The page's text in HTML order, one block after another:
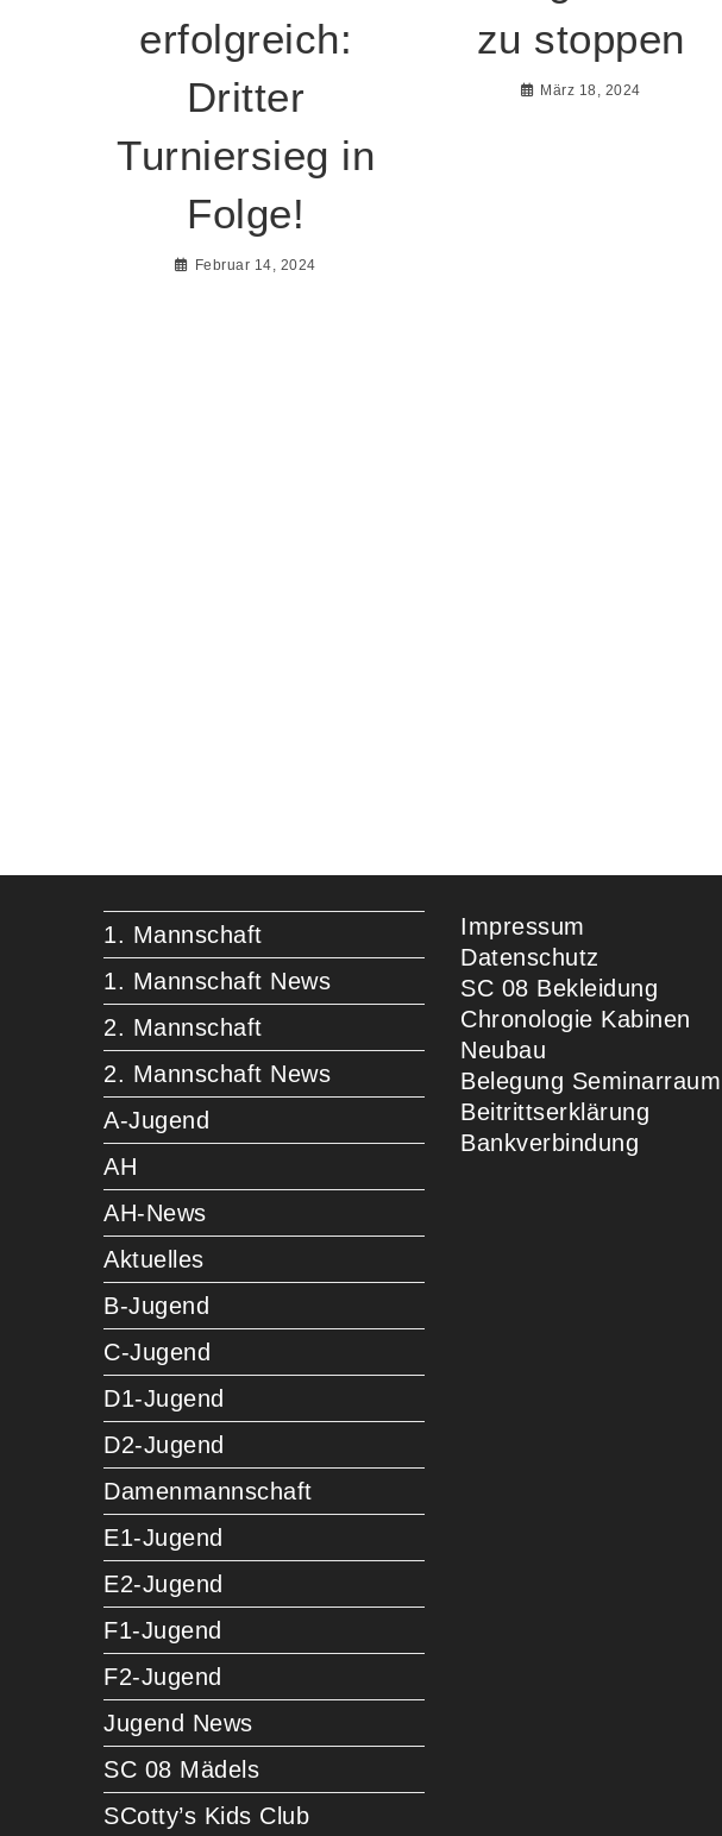
erfolgreich:
Dritter
Turniersieg in
Folge!
Februar 14, 2024
zu stoppen
März 18, 2024
1. Mannschaft
1. Mannschaft News
2. Mannschaft
2. Mannschaft News
A-Jugend
AH
AH-News
Aktuelles
B-Jugend
C-Jugend
D1-Jugend
D2-Jugend
Damenmannschaft
E1-Jugend
E2-Jugend
F1-Jugend
F2-Jugend
Jugend News
SC 08 Mädels
SCotty’s Kids Club
Impressum
Datenschutz
SC 08 Bekleidung
Chronologie Kabinen
Neubau
Belegung Seminarraum
Beitrittserklärung
Bankverbindung